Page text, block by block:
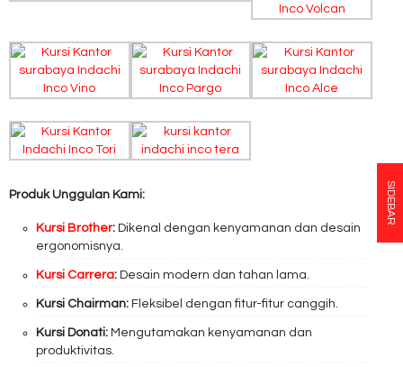
Produk Unggulan Kami:
Kursi Brother: Dikenal dengan kenyamanan dan desain
ergonomisnya.
Kursi Carrera: Desain modern dan tahan lama.
Kursi Chairman: Fleksibel dengan fitur-fitur canggih.
Kursi Donati: Mengutamakan kenyamanan dan
produktivitas.
SIDEBAR